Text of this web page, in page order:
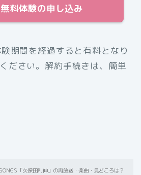
料体験の申し込み
期間を経過すると有料となり
ださい。解約手続きは、簡単
SONGS「久保田利伸」の再放送・楽曲・見どころは？